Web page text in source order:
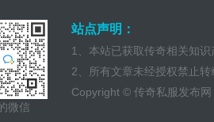
微信
站点声明：
1、本站已获取传奇相关知
2、所有文章未经授权禁止
Copyright © 传奇私服发布网